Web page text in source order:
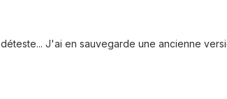
J'ai en sauvegarde une ancienne